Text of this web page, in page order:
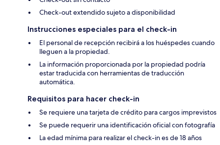
Check-out extendido sujeto a disponibilidad
Instrucciones especiales para el check-in
El personal de recepción recibirá a los huéspedes cuando
lleguen a la propiedad.
La información proporcionada por la propiedad podría
estar traducida con herramientas de traducción
automática.
Requisitos para hacer check-in
Se requiere una tarjeta de crédito para cargos imprevistos
Se puede requerir una identificación oficial con fotografía
La edad mínima para realizar el check-in es de 18 años